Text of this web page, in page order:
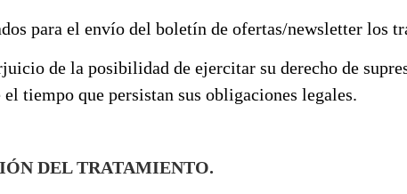
para el envío del boletín de ofertas/newsletter los
de la posibilidad de ejercitar su derecho de
el tiempo que persistan sus obligaciones legales.
DEL TRATAMIENTO.